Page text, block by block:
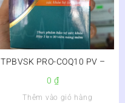
TPBVSK PRO-COQ10 PV –
0₫
Thêm vào giỏ hàng